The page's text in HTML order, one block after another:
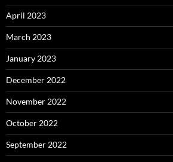
April 2023
March 2023
January 2023
December 2022
November 2022
October 2022
September 2022